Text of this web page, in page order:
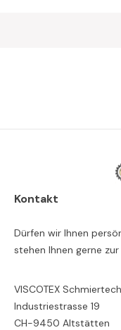
Kontakt
Dürfen wir Ihnen
stehen Ihnen gerne zur
VISCOTEX
Industriestrasse 19
CH-9450 Altstätten